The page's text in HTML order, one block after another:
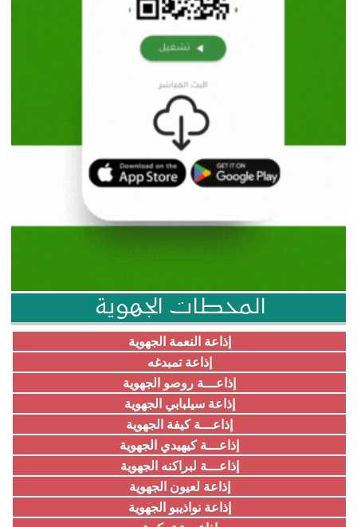
المحطات الجهوية
إذاعة النعمة الجهوية
إذاعة تمبدغه
إذاعـــة روصو الجهوية
إذاعة سيلبابي الجهوية
إذاعـــة كيفة الجهوية
إذاعـــة كيهيدي الجهوية
إذاعـــة لبراكنه الجهوية
إذاعة لعيون الجهوية
إذاعة نواذيبو الجهوية